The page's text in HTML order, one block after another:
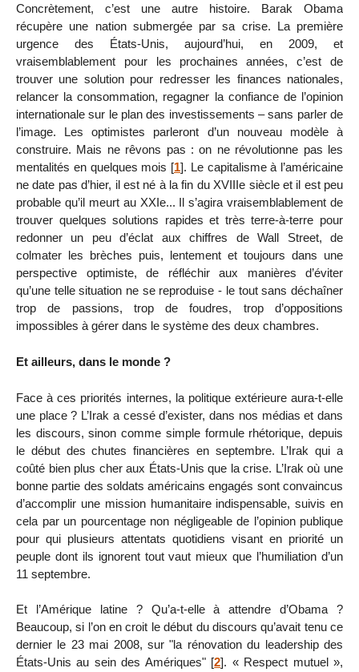
Concrètement, c’est une autre histoire. Barak Obama
récupère une nation submergée par sa crise. La première
urgence des États-Unis, aujourd’hui, en 2009, et
vraisemblablement pour les prochaines années, c’est de
trouver une solution pour redresser les finances nationales,
relancer la consommation, regagner la confiance de l’opinion
internationale sur le plan des investissements – sans parler de
l’image. Les optimistes parleront d’un nouveau modèle à
construire. Mais ne rêvons pas : on ne révolutionne pas les
mentalités en quelques mois [1]. Le capitalisme à l’américaine
ne date pas d’hier, il est né à la fin du XVIIIe siècle et il est peu
probable qu’il meurt au XXIe... Il s’agira vraisemblablement de
trouver quelques solutions rapides et très terre-à-terre pour
redonner un peu d’éclat aux chiffres de Wall Street, de
colmater les brèches puis, lentement et toujours dans une
perspective optimiste, de réfléchir aux manières d’éviter
qu’une telle situation ne se reproduise - le tout sans déchaîner
trop de passions, trop de foudres, trop d’oppositions
impossibles à gérer dans le système des deux chambres.
Et ailleurs, dans le monde ?
Face à ces priorités internes, la politique extérieure aura-t-elle
une place ? L’Irak a cessé d’exister, dans nos médias et dans
les discours, sinon comme simple formule rhétorique, depuis
le début des chutes financières en septembre. L’Irak qui a
coûté bien plus cher aux États-Unis que la crise. L’Irak où une
bonne partie des soldats américains engagés sont convaincus
d’accomplir une mission humanitaire indispensable, suivis en
cela par un pourcentage non négligeable de l’opinion publique
pour qui plusieurs attentats quotidiens visant en priorité un
peuple dont ils ignorent tout vaut mieux que l’humiliation d’un
11 septembre.
Et l’Amérique latine ? Qu’a-t-elle à attendre d’Obama ?
Beaucoup, si l’on en croit le début du discours qu’avait tenu ce
dernier le 23 mai 2008, sur "la rénovation du leadership des
États-Unis au sein des Amériques"[2]. « Respect mutuel »,